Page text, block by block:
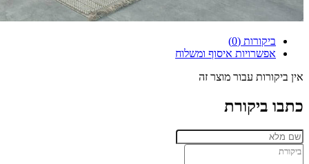
ביקורות (0)
אפשרויות איסוף ומשלוח
אין ביקורות עבור מוצר זה
כתבו ביקורת